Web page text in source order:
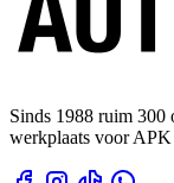
Sinds 1988 ruim 300
werkplaats voor